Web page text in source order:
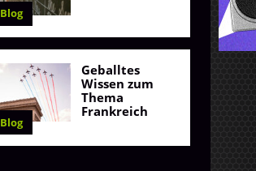
Blog
Blog
Geballtes
Wissen zum
Thema
Frankreich